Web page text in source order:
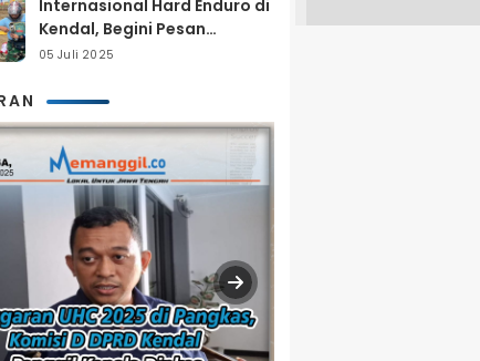
Internasional Hard Enduro di
Kendal, Begini Pesan
Laksamana Pertama TNI AL
05 Juli 2025